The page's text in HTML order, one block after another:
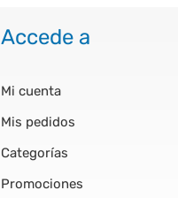
Accede a
Mi cuenta
Mis pedidos
Categorías
Promociones